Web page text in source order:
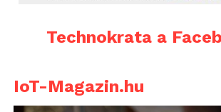
Technokrata a
IoT-Magazin.hu